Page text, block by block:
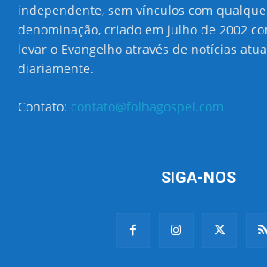
independente, sem vínculos com
denominação, criado em julho de 2002
levar o Evangelho através de notícias
diariamente.
Contato: contato@folhagospel.com
SIGA-NOS